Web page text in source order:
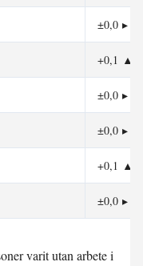
±0,0 ▸
+0,1 ▲
±0,0 ▸
±0,0 ▸
+0,1 ▲
±0,0 ▸
varit utan arbete i